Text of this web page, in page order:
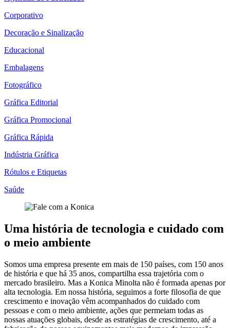
Corporativo
Decoração e Sinalização
Educacional
Embalagens
Fotográfico
Gráfica Editorial
Gráfica Promocional
Gráfica Rápida
Indústria Gráfica
Rótulos e Etiquetas
Saúde
Uma história de tecnologia e cuidado com
o meio ambiente
Somos uma empresa presente em mais de 150 países, com 150 anos
de história e que há 35 anos, compartilha essa trajetória com o
mercado brasileiro. Mas a Konica Minolta não é formada apenas por
alta tecnologia. Em nossa história, seguimos a forte filosofia de que
crescimento e inovação vêm acompanhados do cuidado com
pessoas e com o meio ambiente, ações que permeiam todas as
nossas atuações globais, desde as estratégias de crescimento, até a